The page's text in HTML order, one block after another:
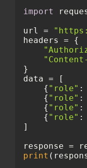
import
url =
headers = {
}
data = [
    {
"role" :
    {
"role" :
    {
"role" :
    {
"role" :
]
response =
print